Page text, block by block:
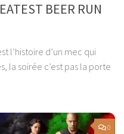
BEER RUN
l’histoire d’un mec qui
la soirée c’est pas la porte
0